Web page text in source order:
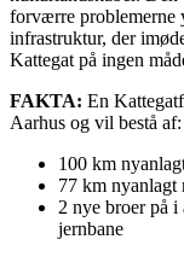
forværre problemerne
infrastruktur, der
Kattegat på ingen
FAKTA: En
Aarhus og vil bestå af:
100 km
77 km nyanlagt
2 nye broer på
jernbane